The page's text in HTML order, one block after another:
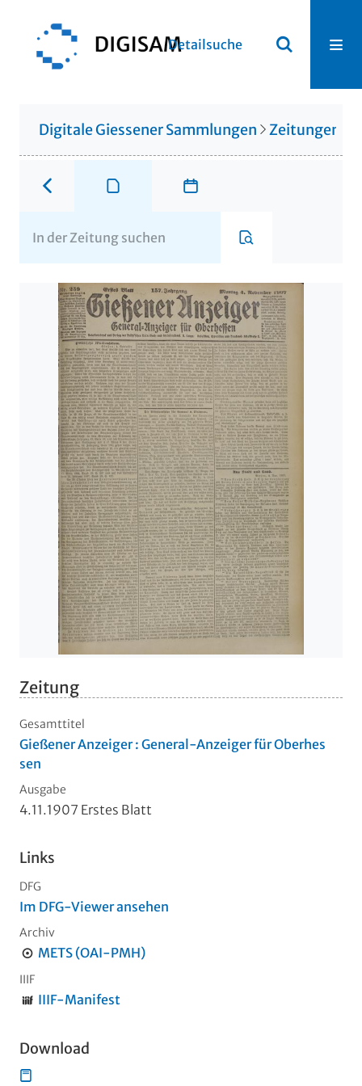
Detailsuche
Digitale Giessener Sammlungen Zeitungen
Zeitung
Gesamttitel
Gießener Anzeiger : General-Anzeiger für Oberhes
sen
Ausgabe
4.11.1907 Erstes Blatt
Links
DFG
Im DFG-Viewer ansehen
Archiv
METS (OAI-PMH)
IIIF
IIIF-Manifest
Download